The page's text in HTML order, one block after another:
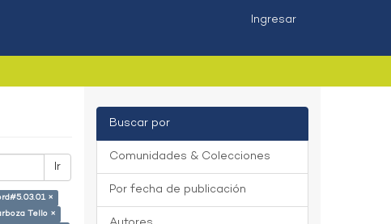
Ingresar
Ir
×
Tello ×
Buscar por
Comunidades & Colecciones
Por fecha de publicación